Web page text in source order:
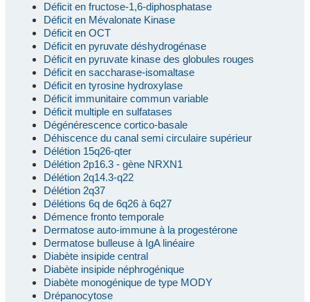
Déficit en fructose-1,6-diphosphatase
Déficit en Mévalonate Kinase
Déficit en OCT
Déficit en pyruvate déshydrogénase
Déficit en pyruvate kinase des globules rouges
Déficit en saccharase-isomaltase
Déficit en tyrosine hydroxylase
Déficit immunitaire commun variable
Déficit multiple en sulfatases
Dégénérescence cortico-basale
Déhiscence du canal semi circulaire supérieur
Délétion 15q26-qter
Délétion 2p16.3 - gène NRXN1
Délétion 2q14.3-q22
Délétion 2q37
Délétions 6q de 6q26 à 6q27
Démence fronto temporale
Dermatose auto-immune à la progestérone
Dermatose bulleuse à IgA linéaire
Diabète insipide central
Diabète insipide néphrogénique
Diabète monogénique de type MODY
Drépanocytose